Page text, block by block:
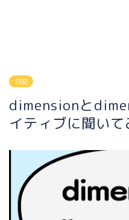
日記
dimensionと
イティブに聞いて